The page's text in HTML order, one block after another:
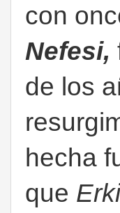
con
Nefesi,
de los
hecha
que